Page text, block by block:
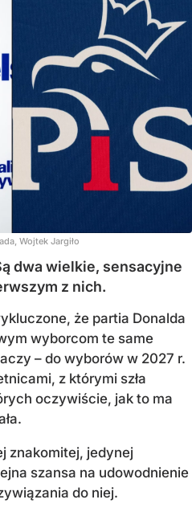
Wojtek Jargiło
dwa wielkie, sensacyjne
z nich.
że partia Donalda
wyborcom te same
– do wyborów w 2027 r.
z którymi szła
oczywiście, jak to ma
znakomitej, jedynej
szansa na udowodnienie
do niej.